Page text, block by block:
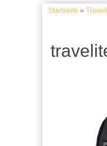
Startseite »